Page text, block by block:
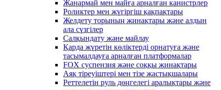
Жанармай мен майға арналған канистрлер
Роликтер мен жүгіргіш қақпақтары
Желдету торының жинақтары және алдын
ала сүзгілер
Салқындату және майлау
Қарда жүретін көліктерді орнатуға және
тасымалдауға арналған платформалар
FOX суспензия және соққы жинақтары
Аяқ тіреуіштері мен тізе жастықшалары
Реттелетін руль дөңгелегі аралықтары және